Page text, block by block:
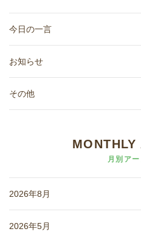
今日の一言
お知らせ
その他
MONTHLY
月別ア
2026年8月
2026年5月